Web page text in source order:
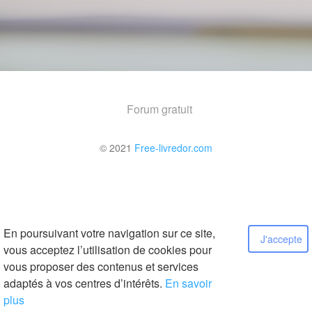
En poursuivant votre navigation sur ce site,
vous acceptez l’utilisation de cookies pour
vous proposer des contenus et services
adaptés à vos centres d’intérêts. En savoir
plus
J'accepte
Forum gratuit
© 2021 Free-livredor.com